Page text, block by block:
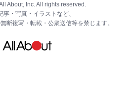
About, Inc. All rights reserved.
事・写真・イラストなど、
断複写・転載・公衆送信等を禁じます。